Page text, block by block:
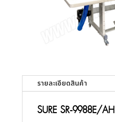
รายละเอียดสินค้า
SURE SR-9988E/AH